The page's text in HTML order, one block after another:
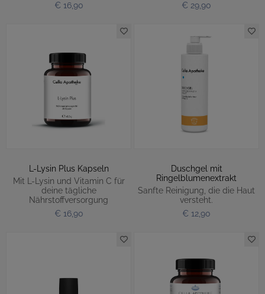
€ 16,90
€ 29,90
L-Lysin Plus Kapseln
Mit L-Lysin und Vitamin C für
deine tägliche
Nährstoffversorgung
€ 16,90
Duschgel mit
Ringelblumenextrakt
Sanfte Reinigung, die die Haut
versteht.
€ 12,90